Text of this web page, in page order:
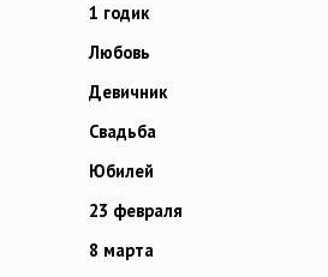
1 годик
Любовь
Девичник
Свадьба
Юбилей
23 февраля
8 марта